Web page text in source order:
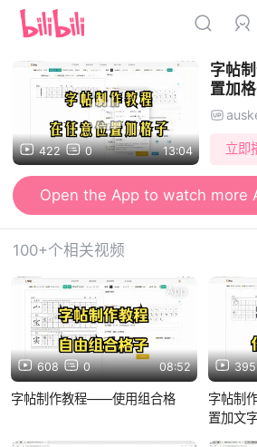
422 0 13:04
字帖
置加
立即
Open the App to watch more
100+个相关视频
608 0 08:52
App
字帖制作教程——使用组合格
395
字帖制
置加文